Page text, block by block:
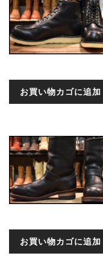
お買い物カゴに追加
お買い物カゴに追加